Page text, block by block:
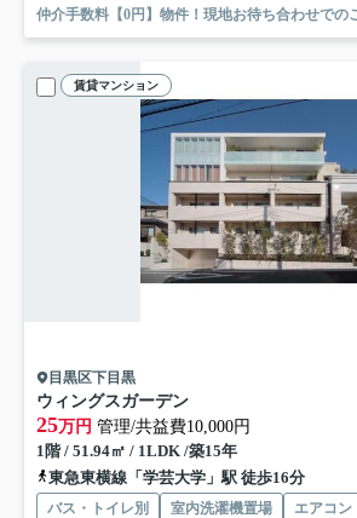
仲介手数料【0円】物件！現地お待ち合わせでの
賃貸マンション
目黒区下目黒
ウィングスガーデン
25万円 管理/共益費10,000円
1階 / 51.94㎡ / 1LDK /築15年
東急東横線「学芸大学」駅 徒歩16分
バス・トイレ別 室内洗濯機置場 エアコン